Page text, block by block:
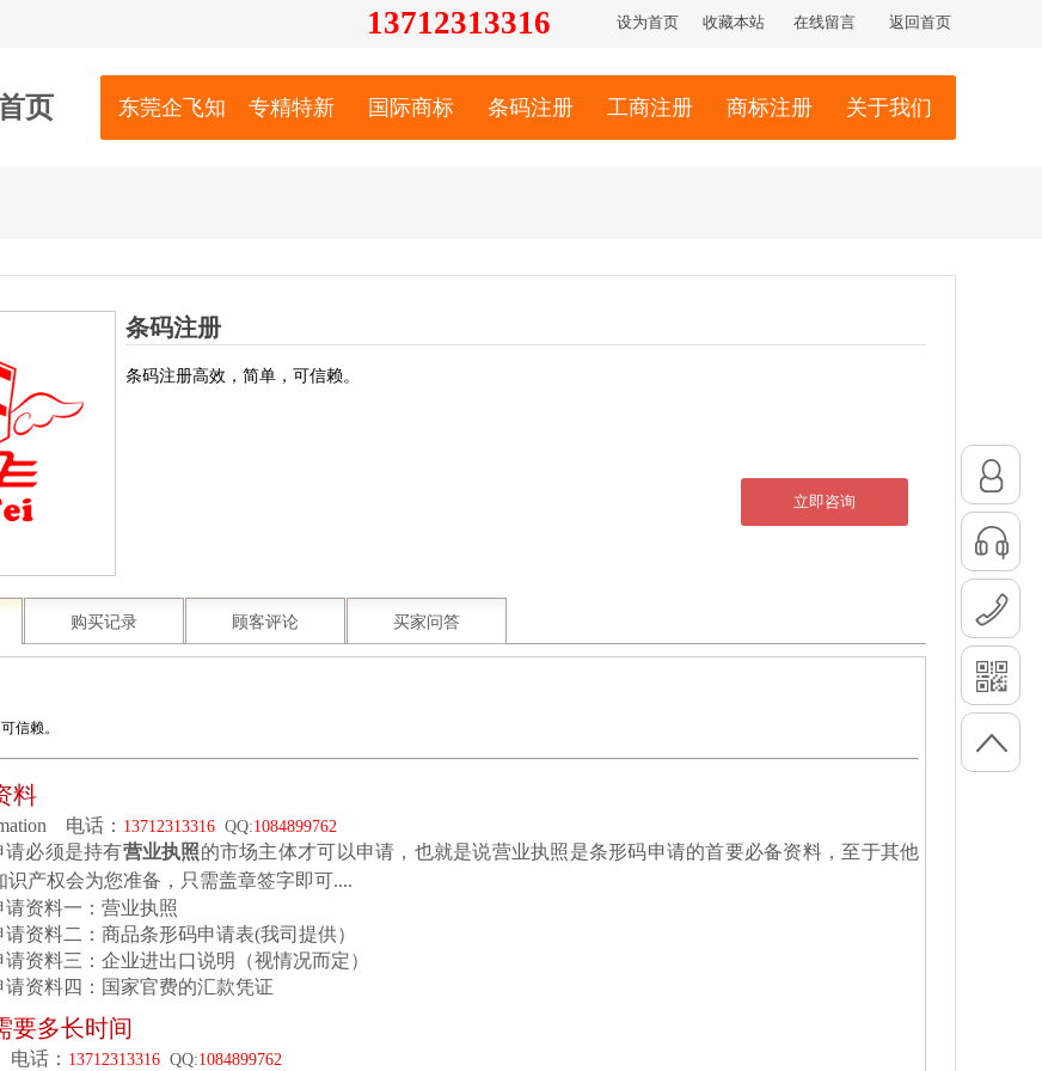
在线留言 返回首页
设为首页 收藏本站
13712313316
页 东莞企飞知识产权服务有限公司
专精特新 国际商标 条码注册 工商注册 商标注册 关于我们
立即咨询
条码注册
条码注册高效，简单，可信赖。
购买记录 顾客评论 买家问答
信赖。
料
电话： 13712313316 QQ:1084899762
请必须是持有营业执照的市场主体才可以申请，也就是说营业执照是条形码申请的首要必备资料，至于其他
识产权会为您准备，只需盖章签字即可....
请资料一：营业执照
资料二：商品条形码申请表(我司提供）
资料三：企业进出口说明（视情况而定）
请资料四：国家官费的汇款凭证
要多长时间
话： 13712313316 QQ:1084899762